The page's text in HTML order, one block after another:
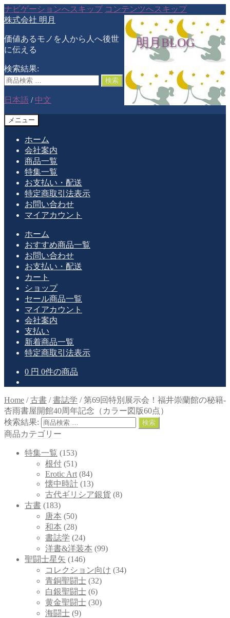
ナビゲーションへスキップ コンテンツへスキップ
株式会社 明月
明月BLOG
価値あるモノを人から人へ後世
に伝える
検索結果:
検索
日本語 / 中文
メニュー
ホーム
会社案内
商品一覧
特集一覧
お支払い・配送
特定商取引法表示
お問い合わせ
マイアカウント
ホーム
おすすめ商品一覧
お問い合わせ
お支払い・配送
カート
ショップ
セール商品一覧
マイアカウント
会社案内
支払い
新着商品一覧
特定商取引法表示
0 円 0件の商品
Home /古書 /書誌学 /第69回特別展示会！福井崇蘭館の秘籍-
杏雨書屋開館40周年記念（カラー図版60点）
検索結果:
検索
商品カテゴリー
特集一覧 (153)
根付 (51)
Erotic Art (84)
懐中時計 (13)
古代ギリシア銀貨 (8)
古書 (183)
唐本 (50)
和本 (28)
書誌学 (24)
洋書&洋装本 (99)
聖闘士星矢 (146)
コレクション向け (34)
青銅聖闘士 (32)
白銀聖闘士 (6)
黄金聖闘士 (30)
海闘士 (9)